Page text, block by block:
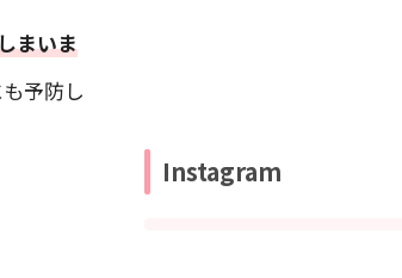
まいま
予防し
Instagram